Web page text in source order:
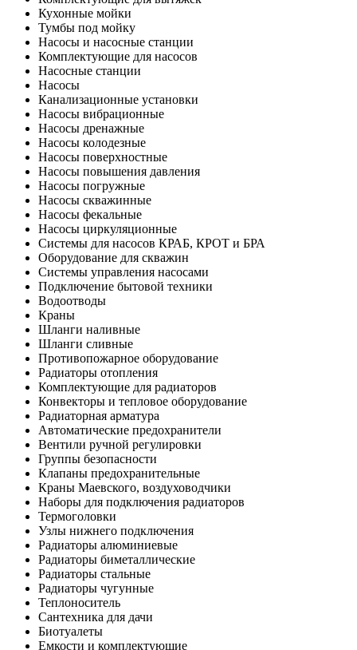
Кухонные мойки
Тумбы под мойку
Насосы и насосные станции
Комплектующие для насосов
Насосные станции
Насосы
Канализационные установки
Насосы вибрационные
Насосы дренажные
Насосы колодезные
Насосы поверхностные
Насосы повышения давления
Насосы погружные
Насосы скважинные
Насосы фекальные
Насосы циркуляционные
Системы для насосов КРАБ, КРОТ и БРА
Оборудование для скважин
Системы управления насосами
Подключение бытовой техники
Водоотводы
Краны
Шланги наливные
Шланги сливные
Противопожарное оборудование
Радиаторы отопления
Комплектующие для радиаторов
Конвекторы и тепловое оборудование
Радиаторная арматура
Автоматические предохранители
Вентили ручной регулировки
Группы безопасности
Клапаны предохранительные
Краны Маевского, воздуховодчики
Наборы для подключения радиаторов
Термоголовки
Узлы нижнего подключения
Радиаторы алюминиевые
Радиаторы биметаллические
Радиаторы стальные
Радиаторы чугунные
Теплоноситель
Сантехника для дачи
Биотуалеты
Емкости и комплектующие